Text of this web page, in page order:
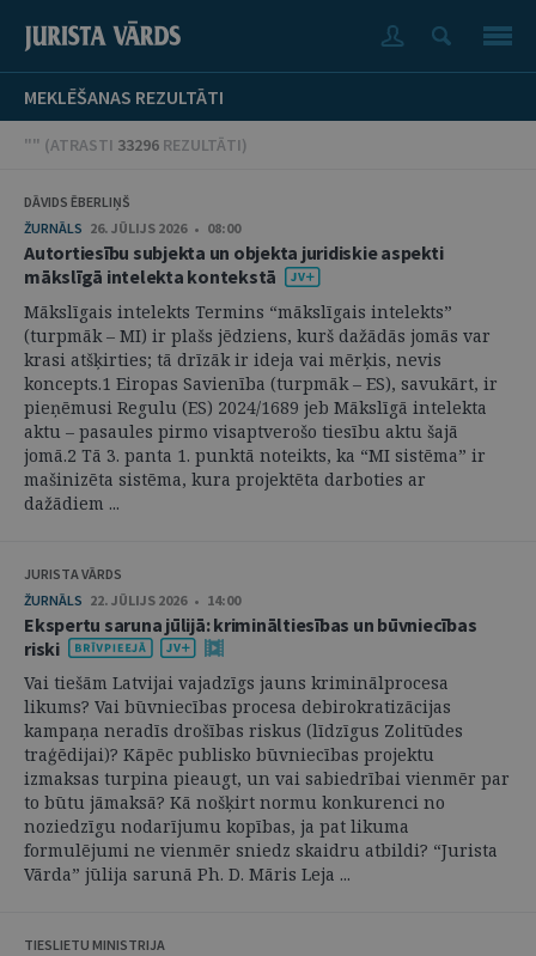
MEKLĒŠANAS REZULTĀTI
"" (ATRASTI 33296 REZULTĀTI)
DĀVIDS ĒBERLIŅŠ
ŽURNĀLS 26. JŪLIJS 2026 • 08:00
Autortiesību subjekta un objekta juridiskie aspekti
mākslīgā intelekta kontekstā
Mākslīgais intelekts Termins “mākslīgais intelekts”
(turpmāk – MI) ir plašs jēdziens, kurš dažādās jomās var
krasi atšķirties; tā drīzāk ir ideja vai mērķis, nevis
koncepts.1 Eiropas Savienība (turpmāk – ES), savukārt, ir
pieņēmusi Regulu (ES) 2024/1689 jeb Mākslīgā intelekta
aktu – pasaules pirmo visaptverošo tiesību aktu šajā
jomā.2 Tā 3. panta 1. punktā noteikts, ka “MI sistēma” ir
mašinizēta sistēma, kura projektēta darboties ar
dažādiem ...
JURISTA VĀRDS
ŽURNĀLS 22. JŪLIJS 2026 • 14:00
Ekspertu saruna jūlijā: krimināltiesības un būvniecības
riski
Vai tiešām Latvijai vajadzīgs jauns kriminālprocesa
likums? Vai būvniecības procesa debirokratizācijas
kampaņa neradīs drošības riskus (līdzīgus Zolitūdes
traģēdijai)? Kāpēc publisko būvniecības projektu
izmaksas turpina pieaugt, un vai sabiedrībai vienmēr par
to būtu jāmaksā? Kā nošķirt normu konkurenci no
noziedzīgu nodarījumu kopības, ja pat likuma
formulējumi ne vienmēr sniedz skaidru atbildi? “Jurista
Vārda” jūlija sarunā Ph. D. Māris Leja ...
TIESLIETU MINISTRIJA